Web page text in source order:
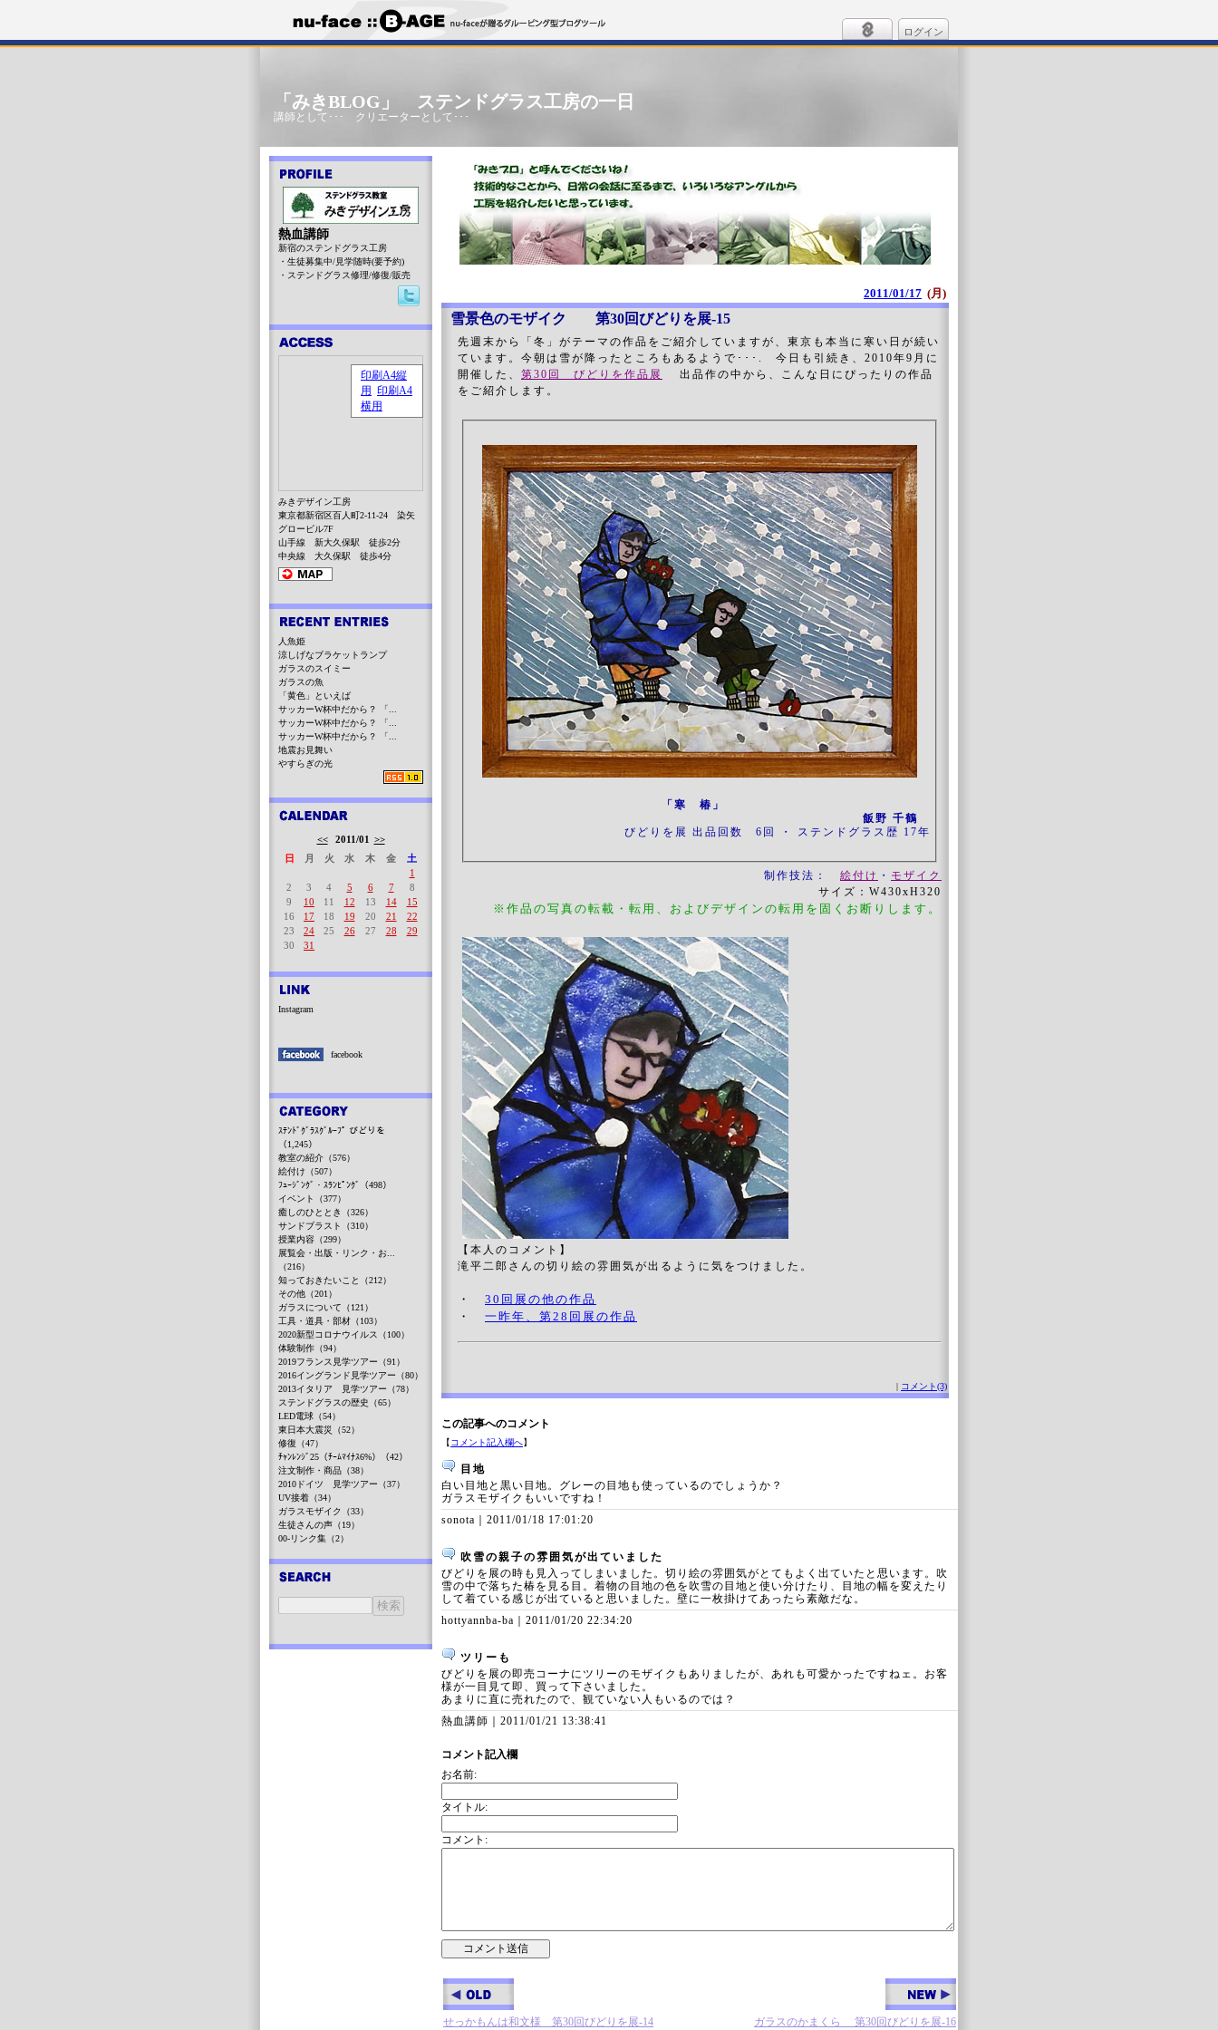
ログイン
「みきBLOG」 ステンドグラス工房の一日
講師として･･･ クリエーターとして･･･
2011/01/17 (月)
雪景色のモザイク 第30回びどりを展-15
先週末から「冬」がテーマの作品をご紹介していますが、東京も本当に寒い日が続い
ています。今朝は雪が降ったところもあるようで･･･. 今日も引続き、2010年9月に
開催した、 第30回 びどりを作品展
出品作の中から、こんな日にぴったりの作品
をご紹介します。
「寒 椿」
飯野 千鶴
びどりを展 出品回数 6回 ・ ステンドグラス歴 17年
制作技法： 絵付け ・ モザイク
サイズ：W430xH320
※作品の写真の転載・転用、およびデザインの転用を固くお断りします。
【本人のコメント】
滝平二郎さんの切り絵の雰囲気が出るように気をつけました。
・ 30回展の他の作品
・ 一昨年、第28回展の作品
| コメント(3)
この記事へのコメント
【コメント記入欄へ】
目地
白い目地と黒い目地。グレーの目地も使っているのでしょうか？
ガラスモザイクもいいですね！
sonota｜ 2011/01/18 17:01:20
吹雪の親子の雰囲気が出ていました
びどりを展の時も見入ってしまいました。切り絵の雰囲気がとてもよく出ていたと思います。吹
雪の中で落ちた椿を見る目。着物の目地の色を吹雪の目地と使い分けたり、目地の幅を変えたり
して着ている感じが出ていると思いました。壁に一枚掛けてあったら素敵だな。
hottyannba-ba｜ 2011/01/20 22:34:20
ツリーも
びどりを展の即売コーナにツリーのモザイクもありましたが、あれも可愛かったですねェ。お客
様が一目見て即、買って下さいました。
あまりに直に売れたので、観ていない人もいるのでは？
熱血講師｜ 2011/01/21 13:38:41
コメント記入欄
お名前:
タイトル:
コメント:
せっかもんは和文様 第30回びどりを展-14 ガラスのかまくら 第30回びどりを展-16
熱血講師
新宿のステンドグラス工房
・生徒募集中/見学随時(要予約)
・ステンドグラス修理/修復/販売
みきデザイン工房
東京都新宿区百人町2-11-24 染矢
グロービル7F
山手線 新大久保駅 徒歩2分
中央線 大久保駅 徒歩4分
人魚姫
涼しげなブラケットランプ
ガラスのスイミー
ガラスの魚
「黄色」といえば
サッカーW杯中だから？ 「...
サッカーW杯中だから？ 「...
サッカーW杯中だから？ 「...
地震お見舞い
やすらぎの光
<< 2011/01 >>
日
月 火 水 木 金
土
1
2
3 4 5 6 7
8
9
10 11 12 13 14
15
16
17 18 19 20 21
22
23
24 25 26 27 28
29
30
31
Instagram
facebook
ｽﾃﾝﾄﾞｸﾞﾗｽｸﾞﾙｰﾌﾟ びどりを
（1,245）
教室の紹介（576）
絵付け（507）
ﾌｭｰｼﾞﾝｸﾞ・ｽﾗﾝﾋﾟﾝｸﾞ（498）
イベント（377）
癒しのひととき（326）
サンドブラスト（310）
授業内容（299）
展覧会・出版・リンク・お...
（216）
知っておきたいこと（212）
その他（201）
ガラスについて（121）
工具・道具・部材（103）
2020新型コロナウイルス（100）
体験制作（94）
2019フランス見学ツアー（91）
2016イングランド見学ツアー（80）
2013イタリア 見学ツアー（78）
ステンドグラスの歴史（65）
LED電球（54）
東日本大震災（52）
修復（47）
ﾁｬﾝﾚﾝｼﾞ25（ﾁｰﾑﾏｲﾅｽ6%）（42）
注文制作・商品（38）
2010ドイツ 見学ツアー（37）
UV接着（34）
ガラスモザイク（33）
生徒さんの声（19）
00-リンク集（2）